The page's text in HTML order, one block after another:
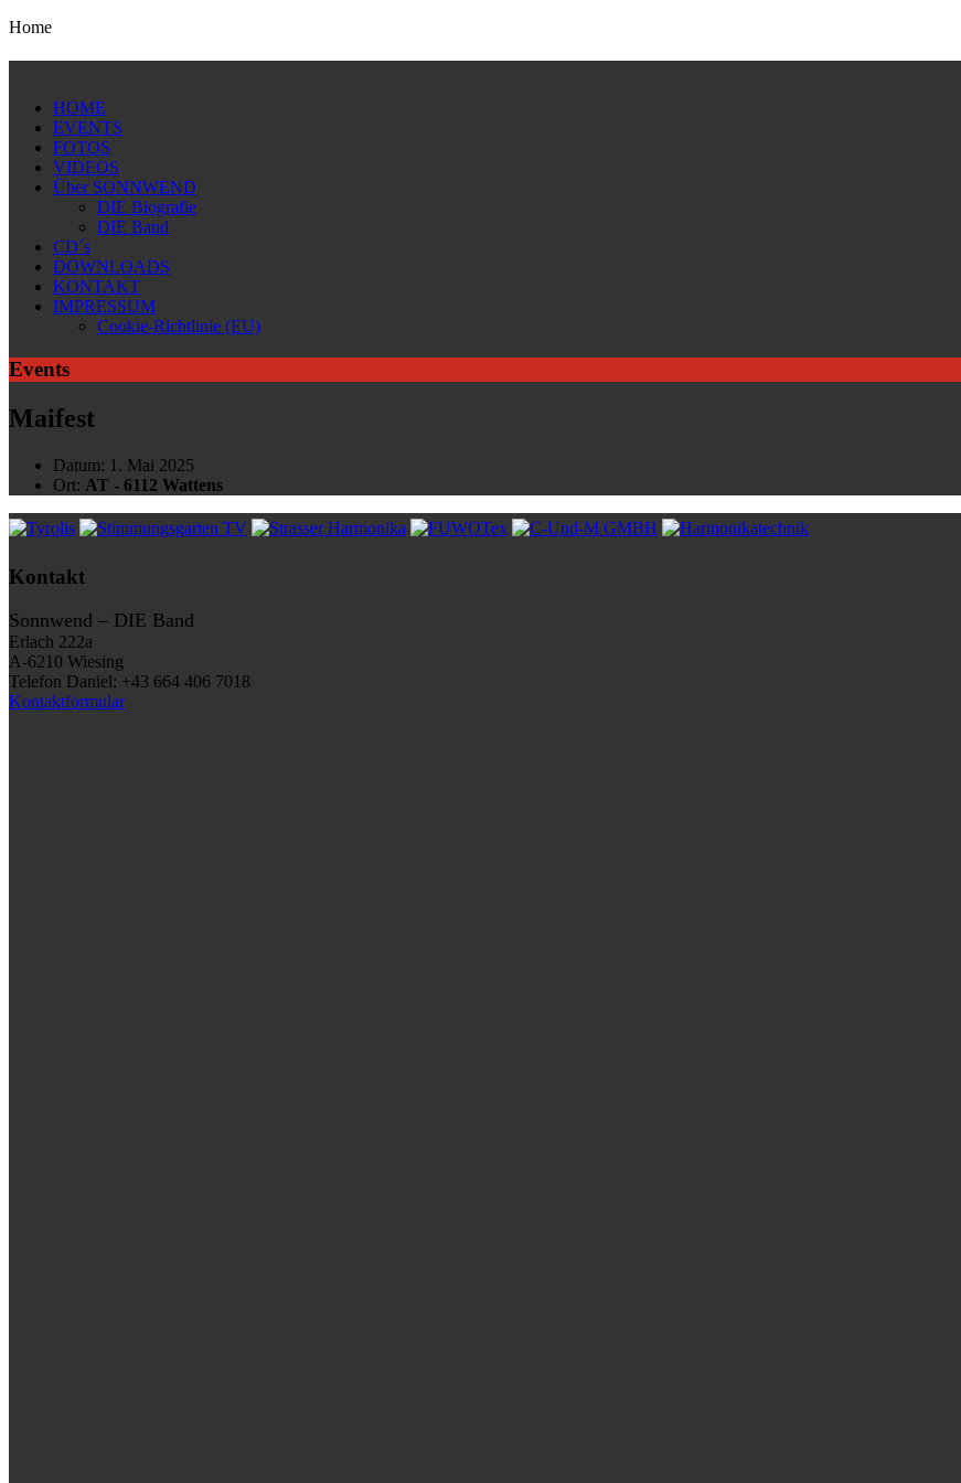
Home
HOME
EVENTS
FOTOS
VIDEOS
Über SONNWEND
DIE Biografie
DIE Band
CD´s
DOWNLOADS
KONTAKT
IMPRESSUM
Cookie-Richtlinie (EU)
Events
Maifest
Datum: 1. Mai 2025
Ort: AT - 6112 Wattens
Kontakt
Sonnwend – DIE Band
Erlach 222a
A-6210 Wiesing
Telefon Daniel: +43 664 406 7018
Kontaktformular